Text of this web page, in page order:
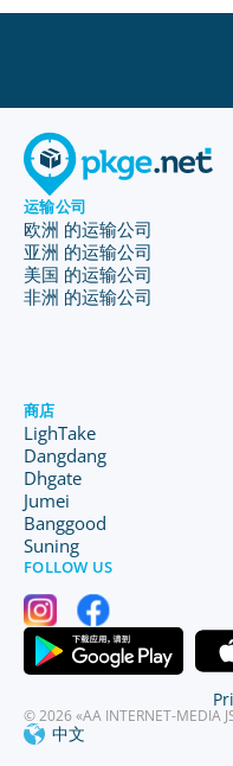
运输公司
欧洲 的运输公司
亚洲 的运输公司
美国 的运输公司
非洲 的运输公司
商店
LighTake
Dangdang
Dhgate
Jumei
Banggood
Suning
FOLLOW US
© 2026 «AA INTERNET-MEDIA
中文